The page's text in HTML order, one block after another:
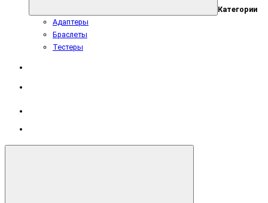
Категории
Адаптеры
Браслеты
Тестеры